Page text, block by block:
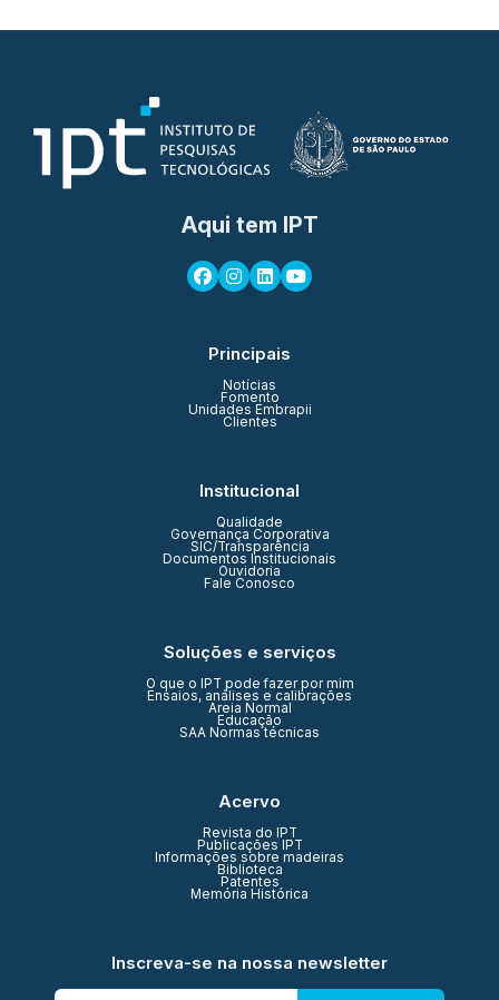
Aqui tem IPT
Principais
Notícias
Fomento
Unidades Embrapii
Clientes
Institucional
Qualidade
Governança Corporativa
SIC/Transparência
Documentos Institucionais
Ouvidoria
Fale Conosco
Soluções e serviços
O que o IPT pode fazer por mim
Ensaios, análises e calibrações
Areia Normal
Educação
SAA Normas técnicas
Acervo
Revista do IPT
Publicações IPT
Informações sobre madeiras
Biblioteca
Patentes
Memória Histórica
Inscreva-se na nossa newsletter